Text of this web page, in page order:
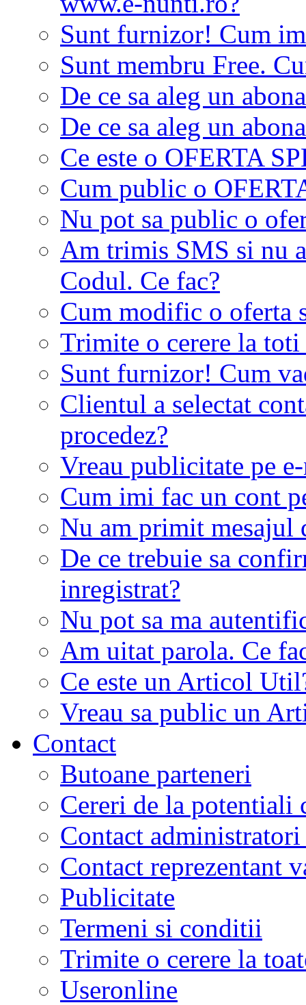
Sunt furnizor! Cum
Sunt membru Free.
De ce sa aleg un
De ce sa aleg un
Ce este o OFERTA
Cum public o
Nu pot sa public o
Am trimis SMS si nu
Codul. Ce fac?
Cum modific o oferta
Trimite o cerere la
Sunt furnizor! Cum
Clientul a selectat
procedez?
Vreau publicitate pe
Cum imi fac un cont
Nu am primit mesajul
De ce trebuie sa
inregistrat?
Nu pot sa ma
Am uitat parola. Ce
Ce este un Articol
Vreau sa public un
Contact
Butoane parteneri
Cereri de la potentiali
Contact
Contact reprezentant
Publicitate
Termeni si conditii
Trimite o cerere la
Useronline